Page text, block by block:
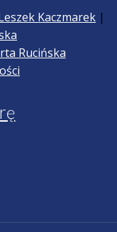
Kaczmarek |
Rucińska